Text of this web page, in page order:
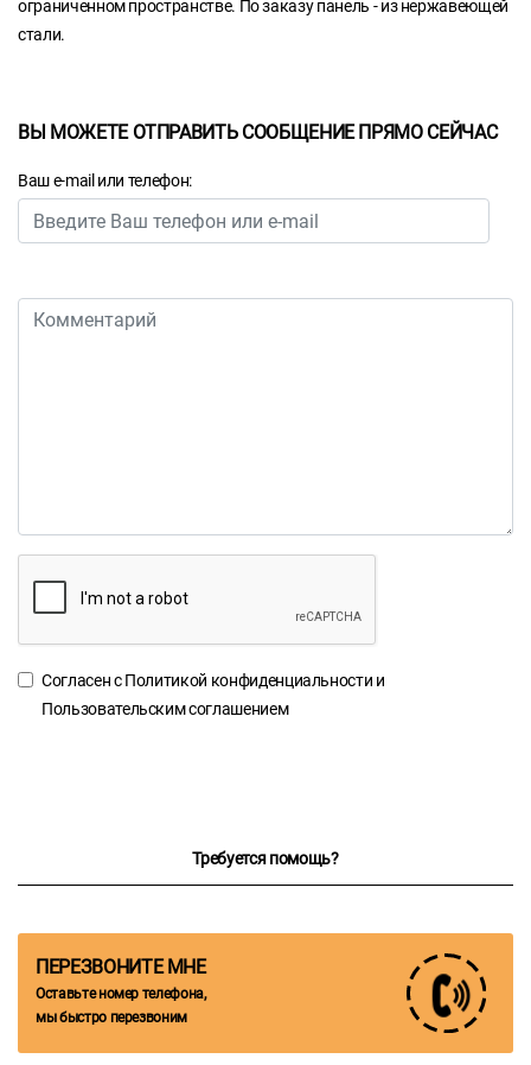
ограниченном пространстве. По заказу панель - из нержавеющей
стали.
ВЫ МОЖЕТЕ ОТПРАВИТЬ СООБЩЕНИЕ ПРЯМО СЕЙЧАС
Ваш e-mail или телефон:
Согласен сПолитикой конфиденциальности и
Пользовательским соглашением
Требуется помощь?
ПЕРЕЗВОНИТЕ МНЕ
Оставьте номер телефона,
мы быстро перезвоним